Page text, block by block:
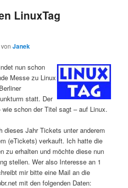
LinuxTag
vonJanek
nun schon
Messe zu Linux
statt. Der
schon der Titel sagt – auf Linux.
dieses Jahr Tickets unter anderem
(eTickets) verkauft. Ich hatte die
zu erhalten und möchte diese nun
stellen. Wer also Interesse an 1
mir bitte eine Mail an die
mit den folgenden Daten: